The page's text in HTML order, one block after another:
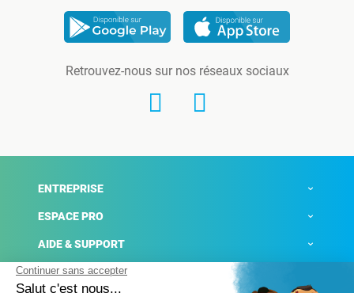
Retrouvez-nous sur nos réseaux sociaux
ENTREPRISE
ESPACE PRO
AIDE & SUPPORT
ACTUALITÉS